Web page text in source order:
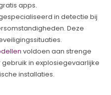
apps.
in detectie bij
Deze
voldoen aan strenge
in explosiegevaarlijke
installaties.